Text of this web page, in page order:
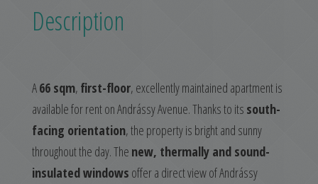
Description
A66 sqm, first-floor, excellently maintained apartment is
available for rent on Andrássy Avenue. Thanks to its south-
facing orientation, the property is bright and sunny
throughout the day. The new, thermally and sound-
insulated windows offer a direct view of Andrássy